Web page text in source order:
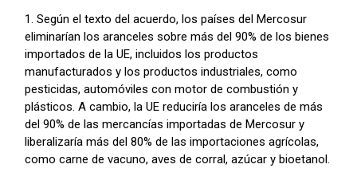
1. Según el texto del acuerdo, los países del Mercosur
eliminarían los aranceles sobre más del 90% de los bienes
importados de la UE, incluidos los productos
manufacturados y los productos industriales, como
pesticidas, automóviles con motor de combustión y
plásticos. A cambio, la UE reduciría los aranceles de más
del 90% de las mercancías importadas de Mercosur y
liberalizaría más del 80% de las importaciones agrícolas,
como carne de vacuno, aves de corral, azúcar y bioetanol.